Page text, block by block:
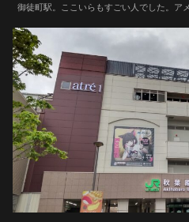
御徒町駅。ここいらもすごい人でした。ア